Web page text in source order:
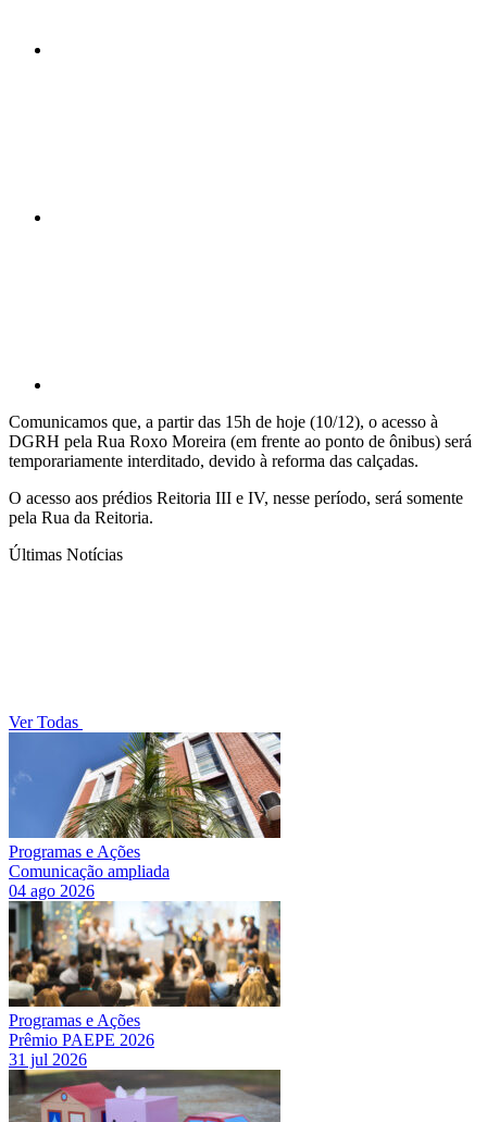
Comunicamos que, a partir das 15h de hoje (10/12), o acesso à
DGRH pela Rua Roxo Moreira (em frente ao ponto de ônibus) será
temporariamente interditado, devido à reforma das calçadas.
O acesso aos prédios Reitoria III e IV, nesse período, será somente
pela Rua da Reitoria.
Últimas Notícias
Ver Todas
Programas e Ações
Comunicação ampliada
04 ago 2026
Programas e Ações
Prêmio PAEPE 2026
31 jul 2026